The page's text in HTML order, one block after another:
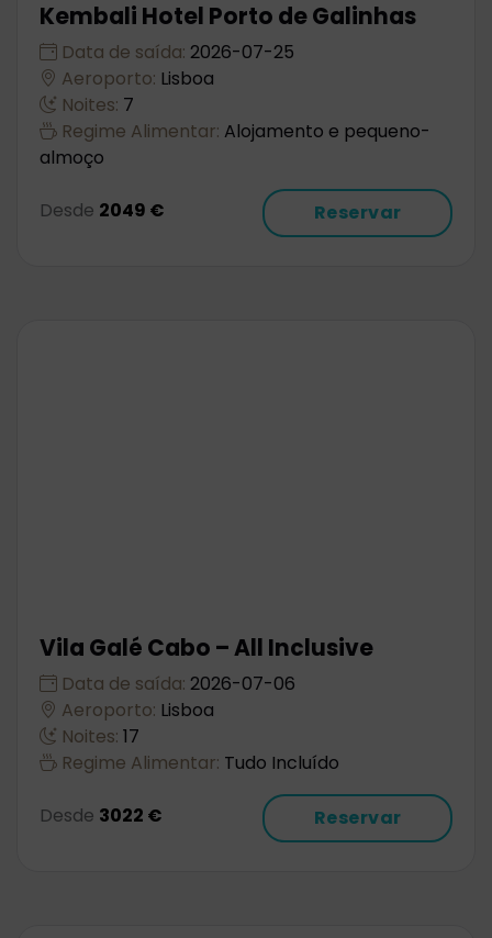
Kembali Hotel Porto de Galinhas
Data de saída: 2026-07-25
Aeroporto: Lisboa
Noites: 7
Regime Alimentar: Alojamento e pequeno-
almoço
Desde 2049 € Reservar
Vila Galé Cabo – All Inclusive
Data de saída: 2026-07-06
Aeroporto: Lisboa
Noites: 17
Regime Alimentar: Tudo Incluído
Desde 3022 € Reservar